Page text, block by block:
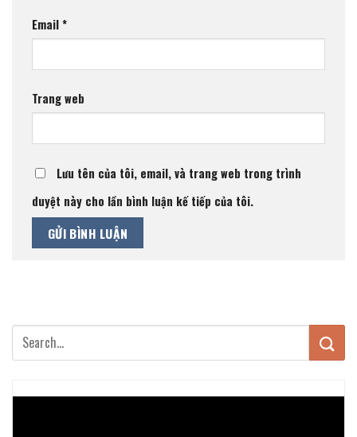
Email*
Trang web
Lưu tên của tôi, email, và trang web trong trình
duyệt này cho lần bình luận kế tiếp của tôi.